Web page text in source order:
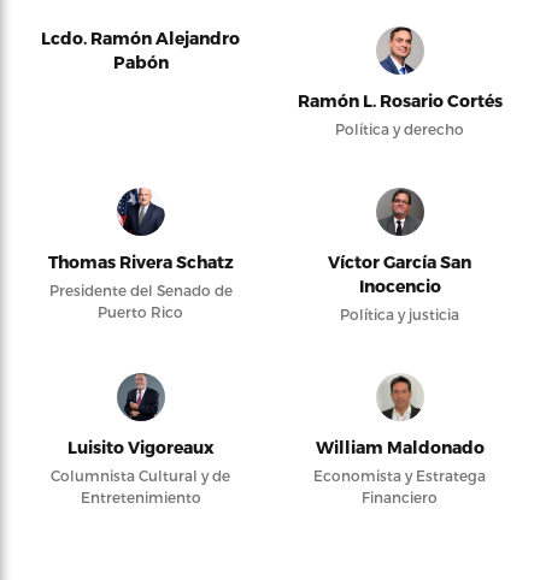
Lcdo. Ramón Alejandro
Pabón
Ramón L. Rosario Cortés
Política y derecho
Thomas Rivera Schatz
Presidente del Senado de
Puerto Rico
Víctor García San
Inocencio
Política y justicia
Luisito Vigoreaux
Columnista Cultural y de
Entretenimiento
William Maldonado
Economista y Estratega
Financiero